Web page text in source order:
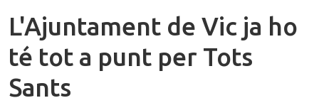
L'Ajuntament de Vic ja ho
té tot a punt per Tots
Sants